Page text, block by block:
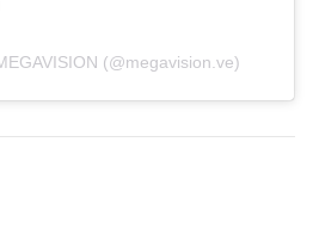
(@megavision.ve)